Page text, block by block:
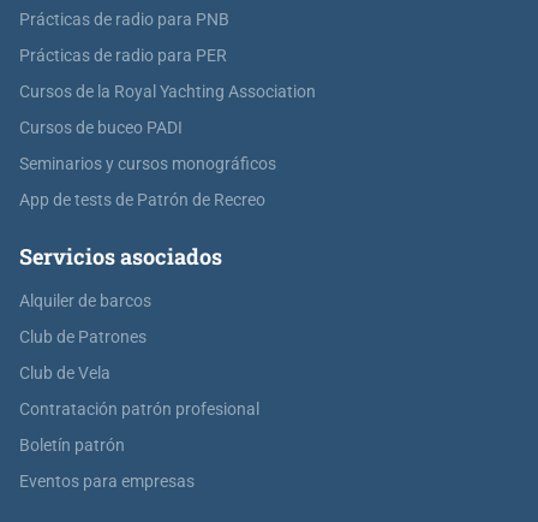
Prácticas de radio para PNB
Prácticas de radio para PER
Cursos de la Royal Yachting Association
Cursos de buceo PADI
Seminarios y cursos monográficos
App de tests de Patrón de Recreo
Servicios asociados
Alquiler de barcos
Club de Patrones
Club de Vela
Contratación patrón profesional
Boletín patrón
Eventos para empresas